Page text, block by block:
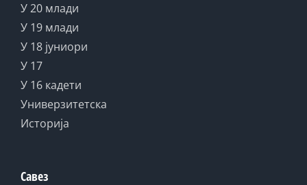
У 20 млади
У 19 млади
У 18 јуниори
У 17
У 16 кадети
Универзитетска
Историја
Савез